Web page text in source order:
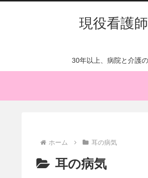
現役看護
30年以上、病院と介護
ホーム 耳の病気
耳の病気